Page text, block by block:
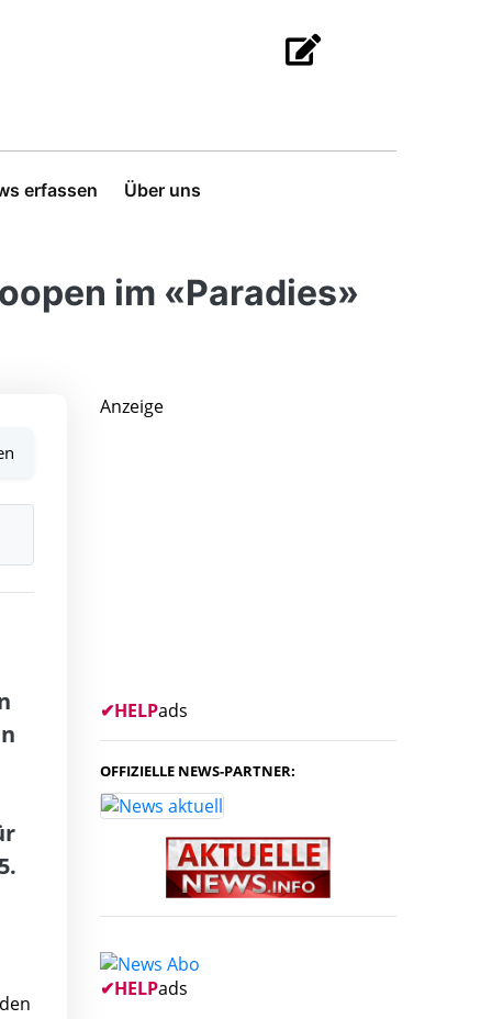
erfassen Über uns
im «Paradies»
Anzeige
✔HELPads
OFFIZIELLE NEWS-PARTNER:
✔HELPads